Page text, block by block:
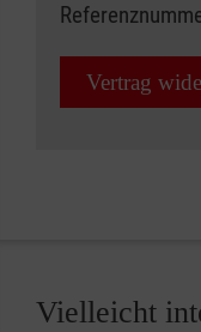
Vertrag
Vielleicht